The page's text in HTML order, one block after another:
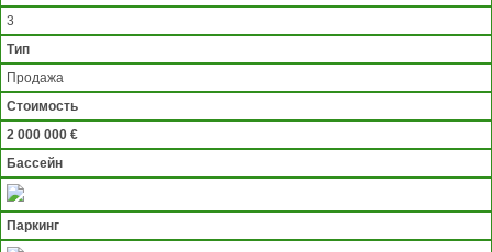
3
Тип
Продажа
Стоимость
2 000 000 €
Бассейн
Паркинг